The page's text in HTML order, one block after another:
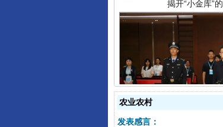
受贿1.44亿！段
农业农村
发表感言：